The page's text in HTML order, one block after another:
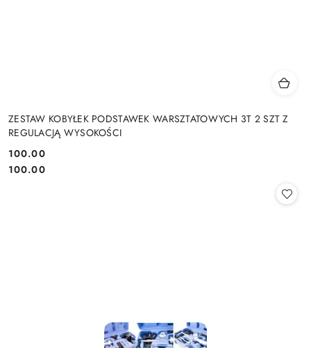
ZESTAW KOBYŁEK PODSTAWEK WARSZTATOWYCH 3T 2 SZT Z
REGULACJĄ WYSOKOŚCI
Cena:
100.00
Cena:
100.00